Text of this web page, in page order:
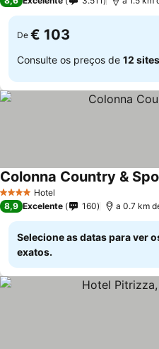
De € 103
Consulte os preços de 12 sites
4 EstrelasHotel
Colonna Country &
8,9 Excelente 160 a 0.7 km
Selecione as datas para ver
exatos.